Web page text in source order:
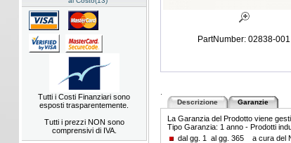
Tutti i Costi Finanziari sono
esposti trasparentemente.
Tutti i prezzi NON sono
comprensivi di IVA.
PartNumber: 02838-001
Descrizione Garanzie
La Garanzia del Prodotto viene
Tipo Garanzia: 1 anno - Prodotti
dal gg. 1 al gg. 365 a cura del